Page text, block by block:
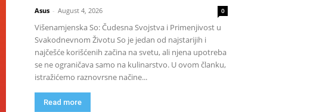
Asus - August 4, 2026 0
Višenamjenska So: Čudesna Svojstva i Primenjivost u
Svakodnevnom Životu So je jedan od najstarijih i
najčešće korišćenih začina na svetu, ali njena upotreba
se ne ograničava samo na kulinarstvo. U ovom članku,
istražićemo raznovrsne načine...
Read more